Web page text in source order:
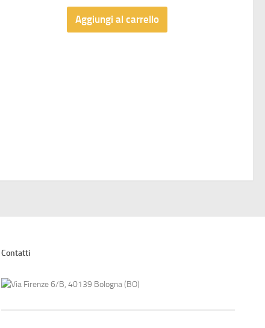
Aggiungi al carrello
Contatti
Via Firenze 6/B, 40139 Bologna (BO)